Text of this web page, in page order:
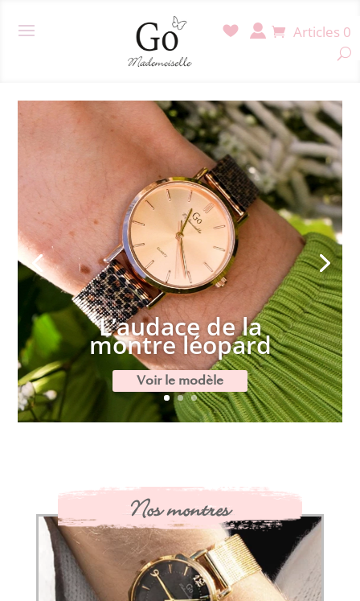
Articles 0
L’audace de la
montre léopard
Voir le modèle
Nos montres